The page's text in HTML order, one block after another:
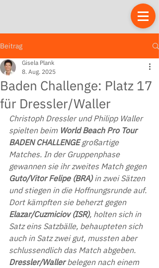
Beitrag
Baden Challenge: Platz 17
für Dressler/Waller
Gisela Plank
8. Aug. 2025
Christoph Dressler und Philipp Waller
spielten beim World Beach Pro Tour
BADEN CHALLENGE großartige
Matches. In der Gruppenphase
gewannen sie ihr zweites Match gegen
Guto/Vitor Felipe (BRA) in zwei Sätzen
und stiegen in die Hoffnungsrunde auf.
Dort kämpften sie beherzt gegen
Elazar/Cuzmiciov (ISR), holten sich in
Satz eins Satzbälle, behaupteten sich
auch in Satz zwei gut, mussten aber
schlussendlich das Match abgeben.
Dressler/Waller belegen nach einem